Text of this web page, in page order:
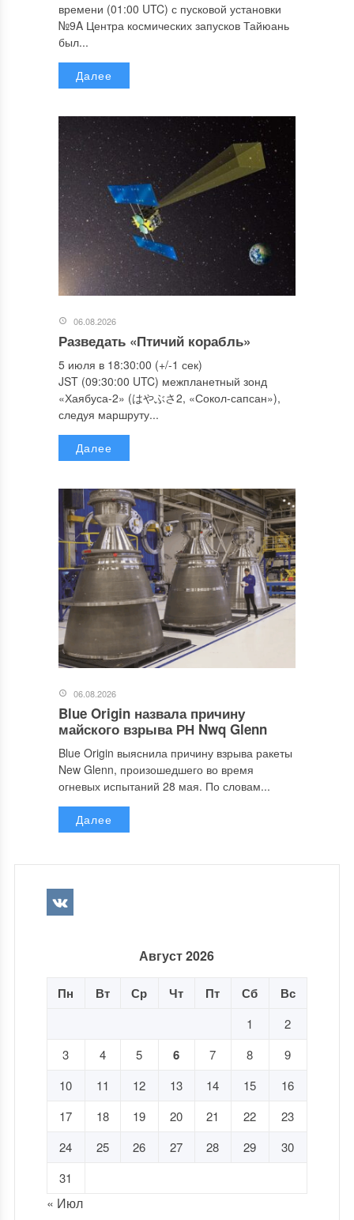
времени (01:00 UTC) с пусковой установки
№9A Центра космических запусков Тайюань
был...
Далее
06.08.2026
Разведать «Птичий корабль»
5 июля в 18:30:00 (+/-1 сек)
JST (09:30:00 UTC) межпланетный зонд
«Хаябуса-2» (はやぶさ2, «Сокол-сапсан»),
следуя маршруту...
Далее
06.08.2026
Blue Origin назвала причину
майского взрыва РН Nwq Glenn
Blue Origin выяснила причину взрыва ракеты
New Glenn, произошедшего во время
огневых испытаний 28 мая. По словам...
Далее
Август 2026
Пн Вт Ср Чт Пт Сб Вс
1
2
3
4 5 6 7 8
9
10
11 12 13 14 15
16
17
18 19 20 21 22
23
24
25 26 27 28 29
30
31
« Июл